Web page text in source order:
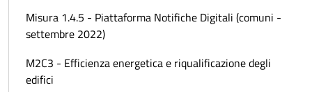
Misura 1.4.5 - Piattaforma Notifiche Digitali (comuni -
settembre 2022)
M2C3 - Efficienza energetica e riqualificazione degli
edifici